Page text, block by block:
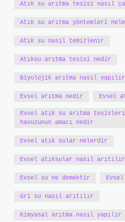
Atık su arıtma tesisi nasıl
Atık su arıtma yöntemleri
Atık su nasıl temizlenir
Atıksu arıtma tesisi nedir
Biyolojik arıtma nasıl yapılır
Evsel arıtma nedir Evsel
Evsel atık su arıtma
havuzunun amacı nedir
Evsel atık sular nelerdir
Evsel atıksular nasıl arıtılır
Evsel su ne demektir
Gri su nasıl arıtılır
Kimyasal arıtma nasıl yapılır